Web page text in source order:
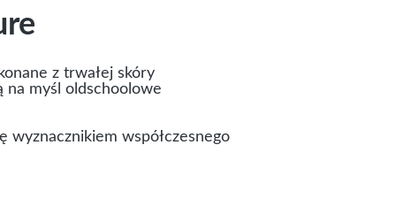
z trwałej skóry
na myśl oldschoolowe
wyznacznikiem współczesnego